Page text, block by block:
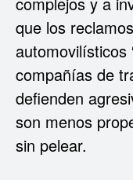
que los
automovilísticos
compañías de
defienden
son menos
sin pelear.